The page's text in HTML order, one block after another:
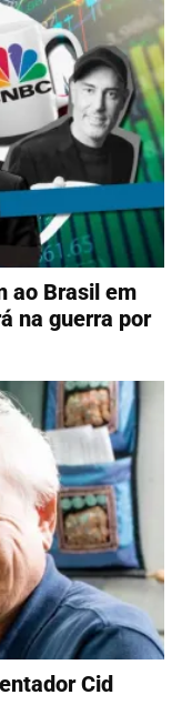
ao Brasil em
na guerra por
Cid